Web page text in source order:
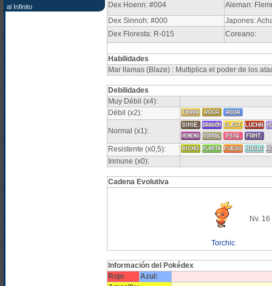
al Infinito
Dex Hoenn: #004
Aleman:
Dex Sinnoh: #000
Japones:
Dex Floresta: R-015
Coreano:
Habilidades
Mar llamas (Blaze) : Multiplica el poder de los
Debilidades
Muy Débil (x4):
Débil (x2):
Normal (x1):
Resistente (x0,5):
Inmune (x0):
Cadena Evolutiva
Torchic
Nv. 16
Información del Pokédex
Rojo
Azul: